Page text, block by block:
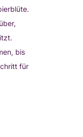
bis
für